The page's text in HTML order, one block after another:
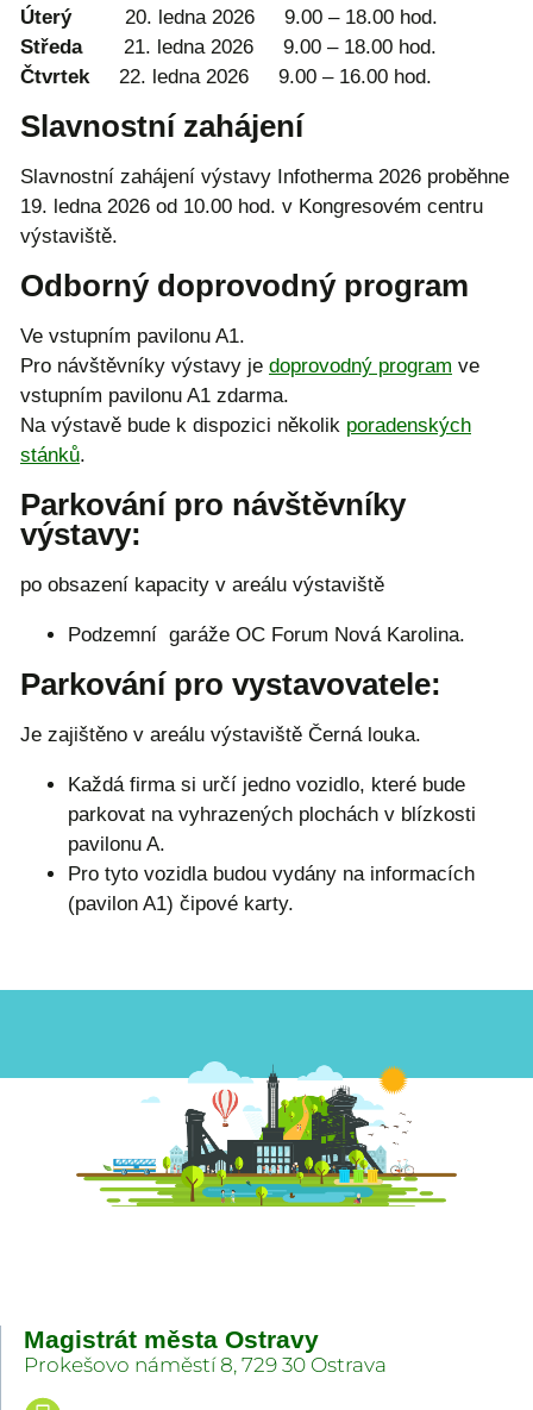
Úterý
20. ledna 2026
9.00 – 18.00 hod.
Středa
21. ledna 2026
9.00 – 18.00 hod.
Čtvrtek
22. ledna 2026 9.00 – 16.00 hod.
Slavnostní zahájení
Slavnostní zahájení výstavy Infotherma 2026 proběhne
19. ledna 2026 od 10.00 hod. v Kongresovém centru
výstaviště.
Odborný doprovodný program
Ve vstupním pavilonu A1.
Pro návštěvníky výstavy je doprovodný program ve
vstupním pavilonu A1 zdarma.
Na výstavě bude k dispozici několik poradenských
stánků.
Parkování pro návštěvníky
výstavy:
po obsazení kapacity v areálu výstaviště
Podzemní garáže OC Forum Nová Karolina.
Parkování pro vystavovatele:
Je zajištěno v areálu výstaviště Černá louka.
Každá firma si určí jedno vozidlo, které bude
parkovat na vyhrazených plochách v blízkosti
pavilonu A.
Pro tyto vozidla budou vydány na informacích
(pavilon A1) čipové karty.
Magistrát města Ostravy
Prokešovo náměstí 8, 729 30 Ostrava